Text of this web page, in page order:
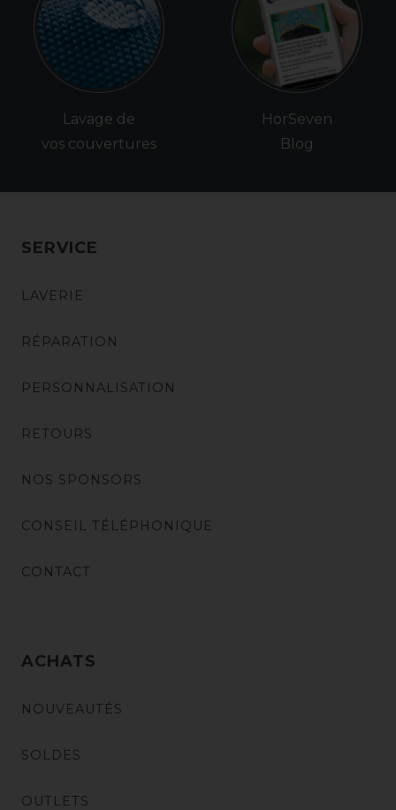
Lavage de
vos couvertures
HorSeven
Blog
SERVICE
LAVERIE
RÉPARATION
PERSONNALISATION
RETOURS
NOS SPONSORS
CONSEIL TÉLÉPHONIQUE
CONTACT
ACHATS
NOUVEAUTÉS
SOLDES
OUTLETS